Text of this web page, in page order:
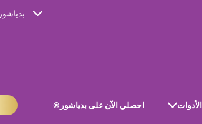
الأدوات احصلي الآن على بدياشور®